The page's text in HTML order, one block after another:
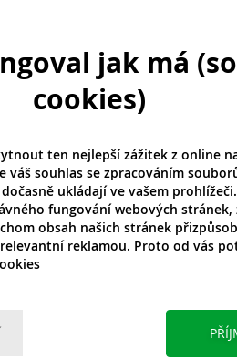
jak má
cookies)
ten nejlepší zážitek z online
váš souhlas se zpracováním
ukládají ve vašem
fungování webových stránek,
obsah našich stránek
reklamou. Proto od vás